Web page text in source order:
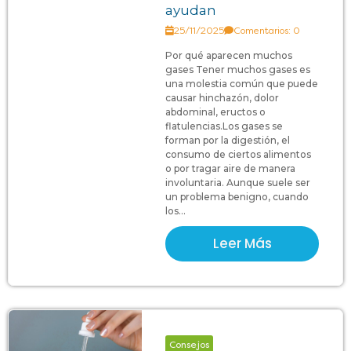
ayudan
25/11/2025 Comentarios: 0
Por qué aparecen muchos
gases Tener muchos gases es
una molestia común que puede
causar hinchazón, dolor
abdominal, eructos o
flatulencias.Los gases se
forman por la digestión, el
consumo de ciertos alimentos
o por tragar aire de manera
involuntaria. Aunque suele ser
un problema benigno, cuando
los...
Leer Más
Consejos